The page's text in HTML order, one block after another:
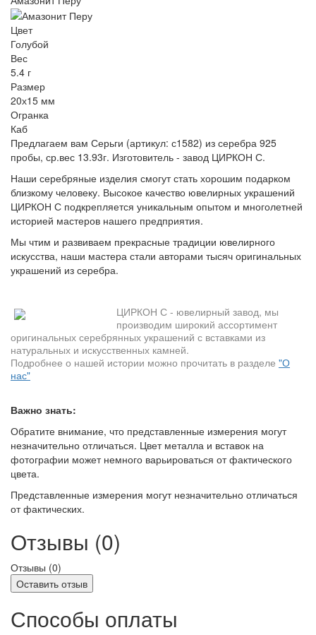
Цвет
Голубой
Вес
5.4 г
Размер
20х15 мм
Огранка
Каб
Предлагаем вам Серьги (артикул: с1582) из серебра 925
пробы, ср.вес 13.93г. Изготовитель - завод ЦИРКОН С.
Наши серебряные изделия смогут стать хорошим подарком
близкому человеку. Высокое качество ювелирных украшений
ЦИРКОН С подкрепляется уникальным опытом и многолетней
историей мастеров нашего предприятия.
Мы чтим и развиваем прекрасные традиции ювелирного
искусства, наши мастера стали авторами тысяч оригинальных
украшений из серебра.
ЦИРКОН С - ювелирный завод, мы
производим широкий ассортимент
оригинальных серебрянных украшений с вставками из
натуральных и искусственных камней.
Подробнее о нашей истории можно прочитать в разделе "О
нас"
Важно знать:
Обратите внимание, что представленные измерения могут
незначительно отличаться. Цвет металла и вставок на
фотографии может немного варьироваться от фактического
цвета.
Представленные измерения могут незначительно отличаться
от фактических.
Отзывы (0)
Отзывы (0)
Оставить отзыв
Способы оплаты